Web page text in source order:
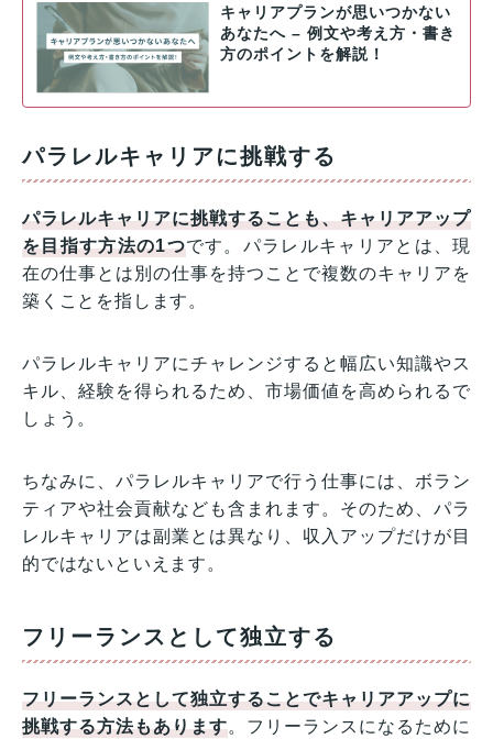
キャリアプランが思いつかない
あなたへ – 例文や考え方・書き
方のポイントを解説！
パラレルキャリアに挑戦する
パラレルキャリアに挑戦することも、キャリアアップ
を目指す方法の1つです。パラレルキャリアとは、現
在の仕事とは別の仕事を持つことで複数のキャリアを
築くことを指します。
パラレルキャリアにチャレンジすると幅広い知識やス
キル、経験を得られるため、市場価値を高められるで
しょう。
ちなみに、パラレルキャリアで行う仕事には、ボラン
ティアや社会貢献なども含まれます。そのため、パラ
レルキャリアは副業とは異なり、収入アップだけが目
的ではないといえます。
フリーランスとして独立する
フリーランスとして独立することでキャリアアップに
挑戦する方法もあります。フリーランスになるために